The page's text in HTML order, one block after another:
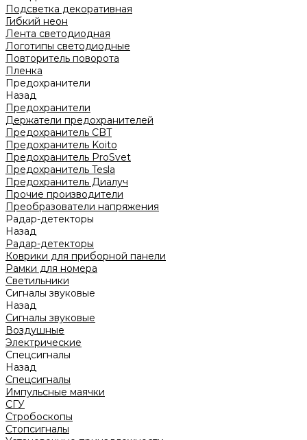
Подсветка декоративная
Гибкий неон
Лента светодиодная
Логотипы светодиодные
Повторитель поворота
Пленка
Предохранители
Назад
Предохранители
Держатели предохранителей
Предохранитель CBT
Предохранитель Koito
Предохранитель ProSvet
Предохранитель Tesla
Предохранитель Диалуч
Прочие производители
Преобразователи напряжения
Радар-детекторы
Назад
Радар-детекторы
Коврики для приборной панели
Рамки для номера
Светильники
Сигналы звуковые
Назад
Сигналы звуковые
Воздушные
Электрические
Спецсигналы
Назад
Спецсигналы
Импульсные маячки
СГУ
Стробоскопы
Стопсигналы